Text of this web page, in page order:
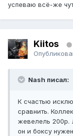
успеваю всё-же
Kiitos
Nash писал:
К счастью
сравнить.
жевелель 200р.
он и боксу